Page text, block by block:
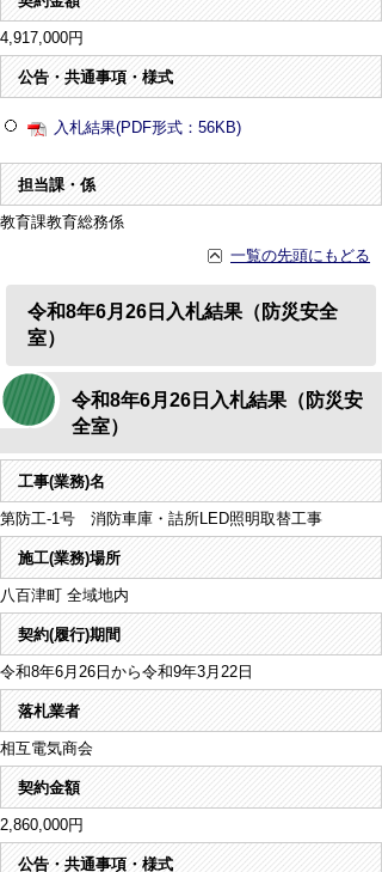
4,917,000円
公告・共通事項・様式
入札結果(PDF形式：56KB)
担当課・係
教育課教育総務係
一覧の先頭にもどる
令和8年6月26日入札結果（防災安全
室）
令和8年6月26日入札結果（防災安
全室）
工事(業務)名
第防工-1号 消防車庫・詰所LED照明取替工事
施工(業務)場所
八百津町 全域地内
契約(履行)期間
令和8年6月26日から令和9年3月22日
落札業者
相互電気商会
契約金額
2,860,000円
公告・共通事項・様式